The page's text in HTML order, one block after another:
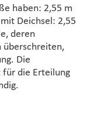
haben: 2,55 m
Deichsel: 2,55
deren
überschreiten,
Die
die Erteilung